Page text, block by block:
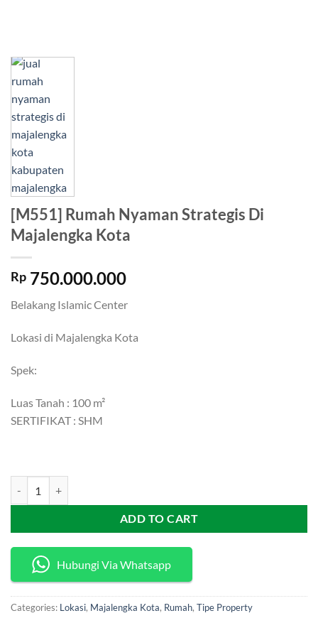
[M551] Rumah Nyaman Strategis Di
Majalengka Kota
Rp 750.000.000
Belakang Islamic Center
Lokasi di Majalengka Kota
Spek:
Luas Tanah : 100 m²
SERTIFIKAT : SHM
ADD TO CART
Hubungi Via Whatsapp
Categories: Lokasi, Majalengka Kota, Rumah, Tipe Property